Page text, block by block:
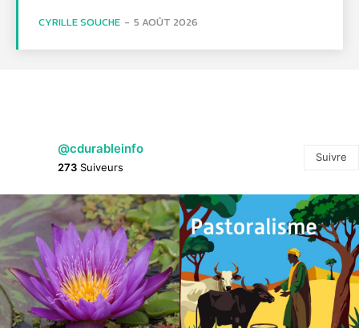
CYRILLE SOUCHE - 5 AOÛT 2026
@cdurableinfo
273 Suiveurs
Suivre